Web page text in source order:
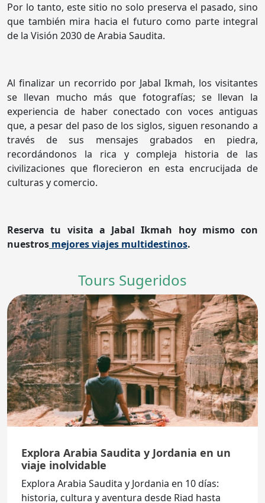
Por lo tanto, este sitio no solo preserva el pasado, sino
que también mira hacia el futuro como parte integral
de la Visión 2030 de Arabia Saudita.
Al finalizar un recorrido por Jabal Ikmah, los visitantes
se llevan mucho más que fotografías; se llevan la
experiencia de haber conectado con voces antiguas
que, a pesar del paso de los siglos, siguen resonando a
través de sus mensajes grabados en piedra,
recordándonos la rica y compleja historia de las
civilizaciones que florecieron en esta encrucijada de
culturas y comercio.
Reserva tu visita a Jabal Ikmah hoy mismo con
nuestros mejores viajes multidestinos.
Tours Sugeridos
Explora Arabia Saudita y Jordania en un
viaje inolvidable
Explora Arabia Saudita y Jordania en 10 días:
historia, cultura y aventura desde Riad hasta